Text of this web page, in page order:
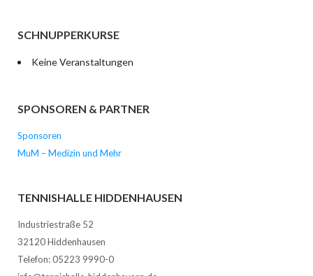
SCHNUPPERKURSE
Keine Veranstaltungen
SPONSOREN & PARTNER
Sponsoren
MuM – Medizin und Mehr
TENNISHALLE HIDDENHAUSEN
Industriestraße 52
32120 Hiddenhausen
Telefon: 05223 9990-0